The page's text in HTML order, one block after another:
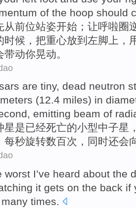
of the hoop should
从前位站姿开始；让呼啦圈
时候， 把重心放到左脚 上，
带动你晃动。
are tiny, dead neutron
(12.4 miles) in
emitting beam of
星是已经死亡的小型中子星
每秒旋转数百次 ，同时还会
worst I’ve heard about the
it gets on the back if
many times.